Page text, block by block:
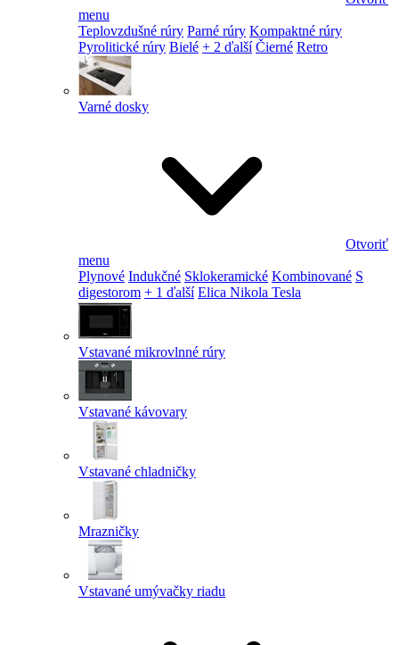
menu
Teplovzdušné rúry Parné rúry Kompaktné rúry
Pyrolitické rúry Bielé + 2 ďalší Čierné Retro
Varné dosky
Otvoriť
menu
Plynové Indukčné Sklokeramické Kombinované S
digestorom + 1 ďalší Elica Nikola Tesla
Vstavané mikrovlnné rúry
Vstavané kávovary
Vstavané chladničky
Mrazničky
Vstavané umývačky riadu